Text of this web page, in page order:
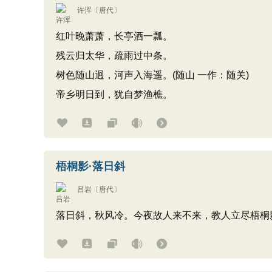
许浑 〔唐代〕
红叶晚萧萧，长亭酒一瓢。
残云归太华，疏雨过中条。
树色随山迥，河声入海遥。(随山 一作：随关)
帝乡明日到，犹自梦渔樵。
梧桐影·落日斜
吕岩 〔唐代〕
落日斜，秋风冷。今夜故人来不来，教人立尽梧桐